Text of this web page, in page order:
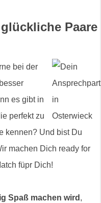
Paare
bei der
es gibt in
perfekt zu
kennen? Und bist Du
machen Dich ready for
füpr Dich!
Spaß machen wird ,